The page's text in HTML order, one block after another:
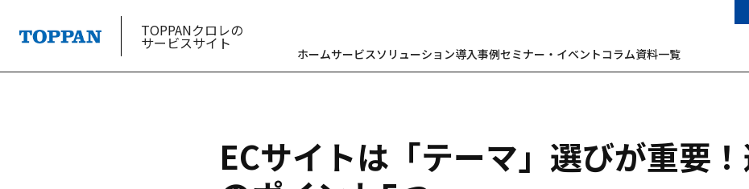
TOPPANクロレの
サービスサイト
ホームサービスソリューション導入事例セミナー・イベントコラム資料一覧
ECサイトは「テーマ」選びが重要